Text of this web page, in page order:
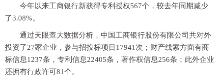
今年以来工商银行新获得专利授权567个，较去年同期减少
了3.08%。
通过天眼查大数据分析，中国工商银行股份有限公司共对外
投资了27家企业，参与招投标项目17941次；财产线索方面有商
标信息1237条，专利信息22405条，著作权信息256条；此外企业
还拥有行政许可81个。